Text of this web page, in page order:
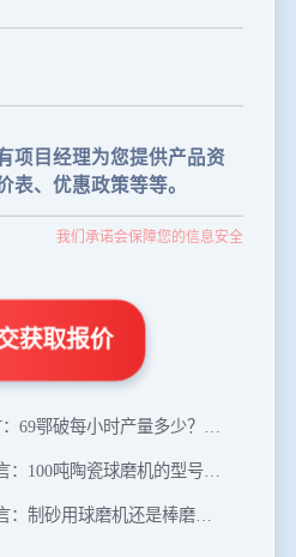
我们承诺会保障您的信息安全
获取报价
制砂机3000吨一套多少钱？
机有几种型号？碎石机械设备一套价格？
年产100万吨机制砂，用什么设备？
破碎生产线，规模300吨/小时，提供设备选型和报价。
100吨建筑垃圾粉碎机？推荐用什么型号？
破每小时产量多少？参数和工作视频。
100吨陶瓷球磨机的型号和参数？
用球磨机还是棒磨机？每小时100吨价格。